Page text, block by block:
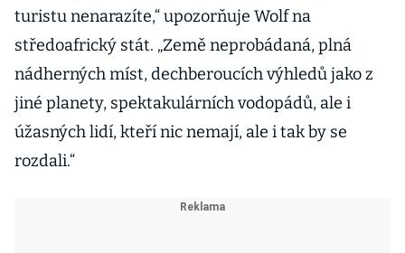
turistu nenarazíte,“ upozorňuje Wolf na
středoafrický stát. „Země neprobádaná, plná
nádherných míst, dechberoucích výhledů jako z
jiné planety, spektakulárních vodopádů, ale i
úžasných lidí, kteří nic nemají, ale i tak by se
rozdali.“